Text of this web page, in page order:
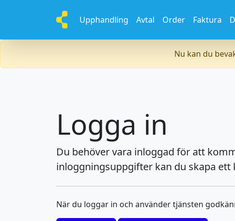
Upphandling Avtal Order Faktura
Nu kan du
Logga in
Du behöver vara inloggad för att
inloggningsuppgifter kan du skapa ett
När du loggar in och använder tjänsten